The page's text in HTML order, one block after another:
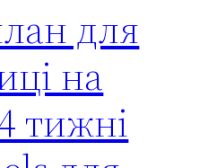
для
на
тижні